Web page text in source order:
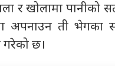
र खोलामा पानीको
अपनाउन ती भेगका
छ।